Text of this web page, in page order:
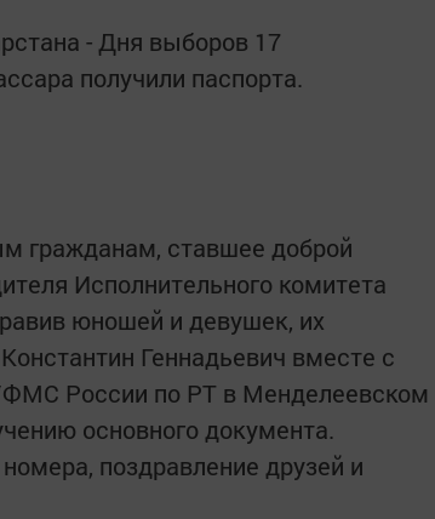
- Дня выборов 17
получили паспорта.
гражданам, ставшее доброй
Исполнительного комитета
юношей и девушек, их
Геннадьевич вместе с
России по РТ в Менделеевском
основного документа.
поздравление друзей и